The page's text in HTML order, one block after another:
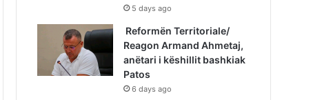
5 days ago
Reformën Territoriale/
Reagon Armand Ahmetaj,
anëtari i këshillit bashkiak
Patos
6 days ago